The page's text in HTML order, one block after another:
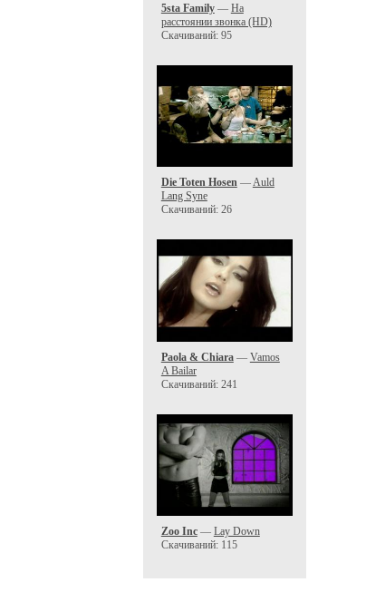
5sta Family— На
расстоянии звонка (HD)
Скачиваний: 95
Die Toten Hosen—Auld
Lang Syne
Скачиваний: 26
Paola & Chiara— Vamos
A Bailar
Скачиваний: 241
Zoo Inc— Lay Down
Скачиваний: 115